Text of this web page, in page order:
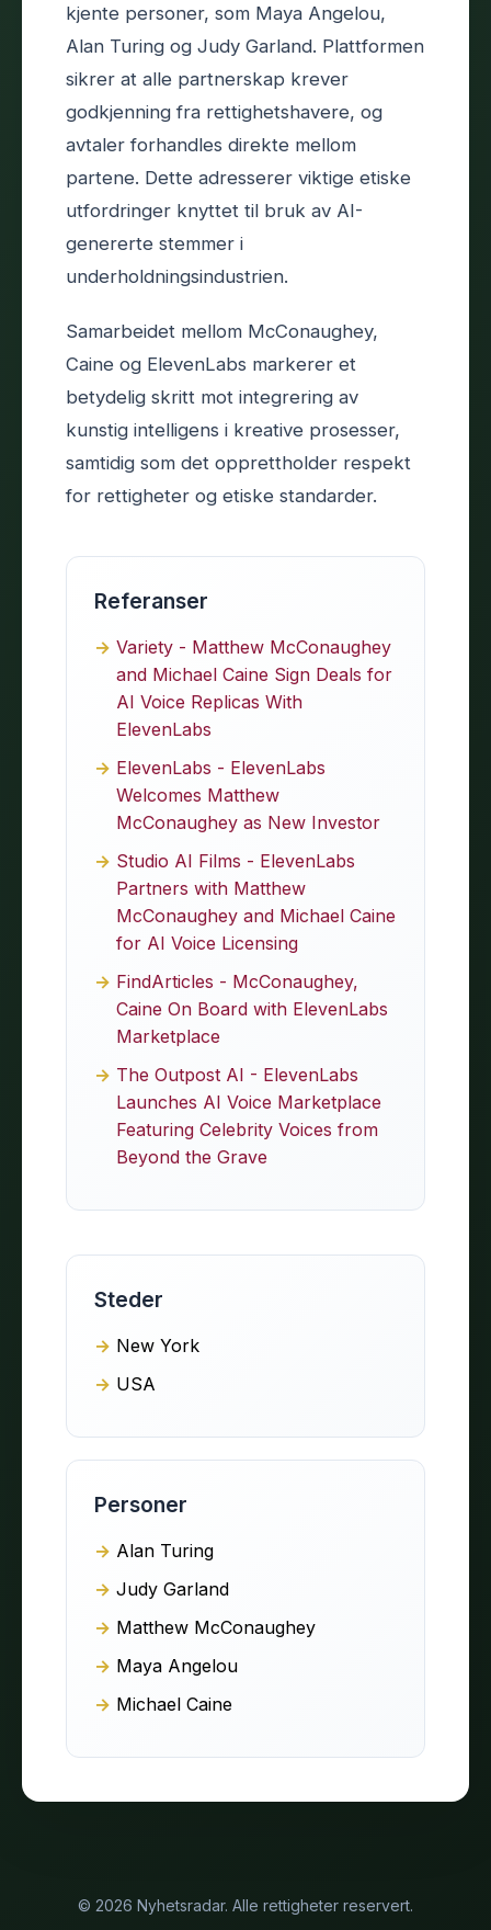
kjente personer, som Maya Angelou,
Alan Turing og Judy Garland. Plattformen
sikrer at alle partnerskap krever
godkjenning fra rettighetshavere, og
avtaler forhandles direkte mellom
partene. Dette adresserer viktige etiske
utfordringer knyttet til bruk av AI-
genererte stemmer i
underholdningsindustrien.
Samarbeidet mellom McConaughey,
Caine og ElevenLabs markerer et
betydelig skritt mot integrering av
kunstig intelligens i kreative prosesser,
samtidig som det opprettholder respekt
for rettigheter og etiske standarder.
Referanser
Variety - Matthew McConaughey
and Michael Caine Sign Deals for
AI Voice Replicas With
ElevenLabs
ElevenLabs - ElevenLabs
Welcomes Matthew
McConaughey as New Investor
Studio AI Films - ElevenLabs
Partners with Matthew
McConaughey and Michael Caine
for AI Voice Licensing
FindArticles - McConaughey,
Caine On Board with ElevenLabs
Marketplace
The Outpost AI - ElevenLabs
Launches AI Voice Marketplace
Featuring Celebrity Voices from
Beyond the Grave
Steder
New York
USA
Personer
Alan Turing
Judy Garland
Matthew McConaughey
Maya Angelou
Michael Caine
© 2026 Nyhetsradar. Alle rettigheter reservert.